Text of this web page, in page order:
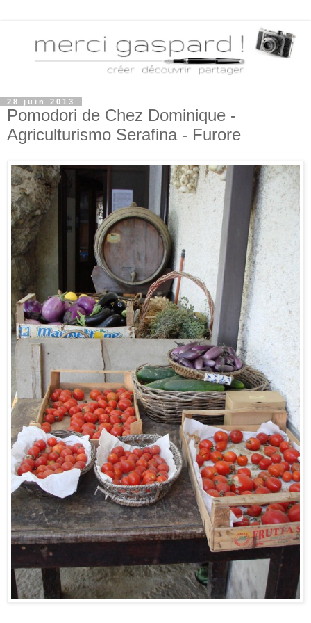
28 juin 2013
Pomodori de Chez Dominique -
Agriculturismo Serafina - Furore